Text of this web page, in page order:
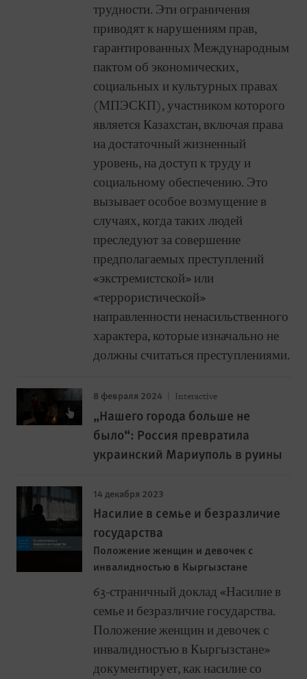
трудности. Эти ограничения
приводят к нарушениям прав,
гарантированных Международным
пактом об экономических,
социальных и культурных правах
(МПЭСКП), участником которого
является Казахстан, включая права
на достаточный жизненный
уровень, на доступ к труду и
социальному обеспечению. Это
вызывает особое возмущение в
случаях, когда таких людей
преследуют за совершение
предполагаемых преступлений
«экстремистской» или
«террористической»
направленности ненасильственного
характера, которые изначально не
должны считаться преступлениями.
8 февраля 2024 Interactive
„Нашего города больше не
было“: Россия превратила
украинский Мариуполь в руины
14 декабря 2023
Насилие в семье и безразличие
государства
Положение женщин и девочек с
инвалидностью в Кыргызстане
63-страничный доклад «Насилие в
семье и безразличие государства.
Положение женщин и девочек с
инвалидностью в Кыргызстане»
документирует, как насилие со